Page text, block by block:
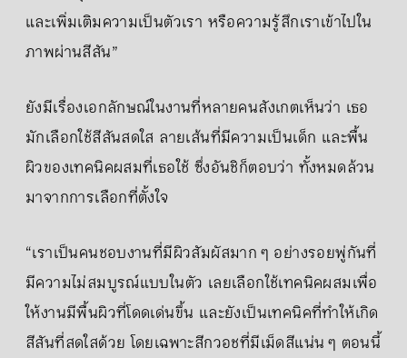
และเพิ่มเติมความเป็นตัวเรา หรือความรู้สึกเราเข้าไปใน
ภาพผ่านสีสัน”
ยังมีเรื่องเอกลักษณ์ในงานที่หลายคนสังเกตเห็นว่า เธอ
มักเลือกใช้สีสันสดใส ลายเส้นที่มีความเป็นเด็ก และพื้น
ผิวของเทคนิคผสมที่เธอใช้ ซึ่งอันชิก็ตอบว่า ทั้งหมดล้วน
มาจากการเลือกที่ตั้งใจ
“เราเป็นคนชอบงานที่มีผิวสัมผัสมาก ๆ อย่างรอยพู่กันที่
มีความไม่สมบูรณ์แบบในตัว เลยเลือกใช้เทคนิคผสมเพื่อ
ให้งานมีพื้นผิวที่โดดเด่นขึ้น และยังเป็นเทคนิคที่ทำให้เกิด
สีสันที่สดใสด้วย โดยเฉพาะสีกวอชที่มีเม็ดสีแน่น ๆ ตอนนี้